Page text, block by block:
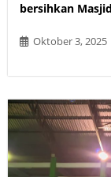
bersihkan
Oktober 3, 2025